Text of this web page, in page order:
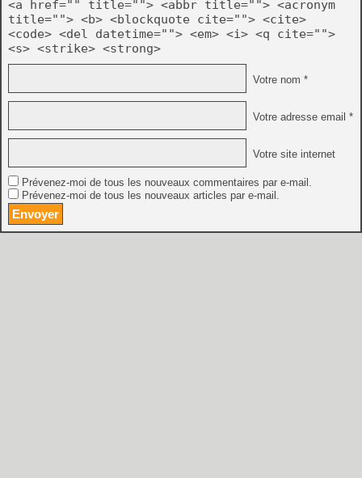
<a href="" title=""> <abbr title=""> <acronym
title=""> <b> <blockquote cite=""> <cite>
<code> <del datetime=""> <em> <i> <q cite="">
<s> <strike> <strong>
Votre nom *
Votre adresse email *
Votre site internet
Prévenez-moi de tous les nouveaux commentaires par e-mail.
Prévenez-moi de tous les nouveaux articles par e-mail.